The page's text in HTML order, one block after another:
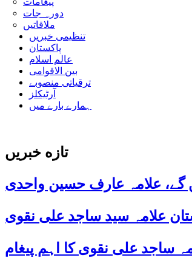
دورہ جات
ملاقاتیں
تنظیمی خبریں
پاکستان
عالم اسلام
بین الاقوامی
ترقیاتی منصوبے
آرٹیکلز
ہمارے بارے میں
تازه خبریں
علامہ عارف حسین واحدی
علامہ سید ساجد علی نقوی